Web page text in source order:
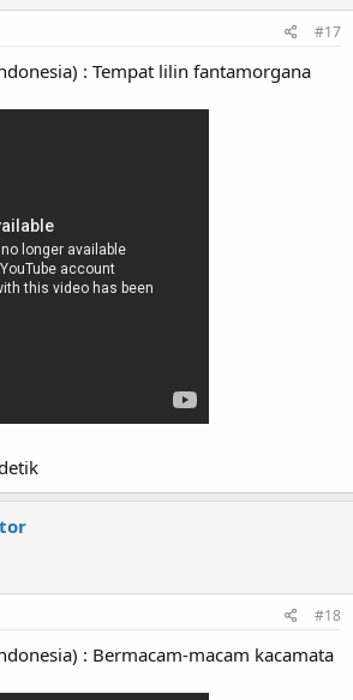
#17
: Tempat lilin fantamorgana
#18
: Bermacam-macam kacamata